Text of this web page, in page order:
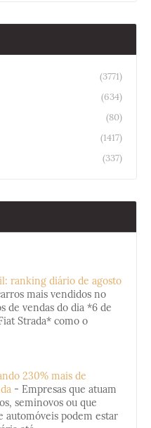
(3771)
(634)
(80)
(1417)
(337)
ranking diário de agosto
mais vendidos no
de vendas do dia *6 de
Strada* como o
230% mais de
- Empresas que atuam
seminovos ou que
automóveis podem estar